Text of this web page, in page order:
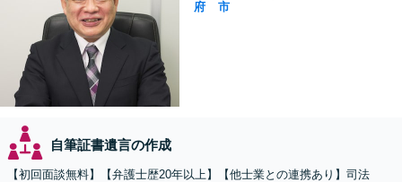
府
市
自筆証書遺言の作成
【初回面談無料】【弁護士歴20年以上】【他士業との連携あり】司法